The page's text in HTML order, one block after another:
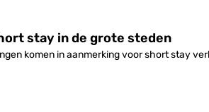
stay in de grote steden
komen in aanmerking voor short stay